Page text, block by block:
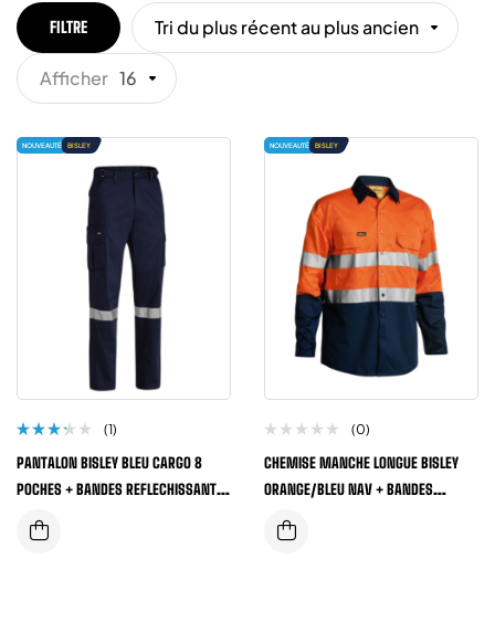
FILTRE Tri du plus récent au plus ancien
Afficher 16
NOUVEAUTÉ BISLEY
3.00
(1)
PANTALON BISLEY BLEU CARGO 8
POCHES + BANDES REFLECHISSANTES
3M 100% COTON
NOUVEAUTÉ BISLEY
(0)
CHEMISE MANCHE LONGUE BISLEY
ORANGE/BLEU NAV + BANDES
REFLECHISSANTES + POCHE